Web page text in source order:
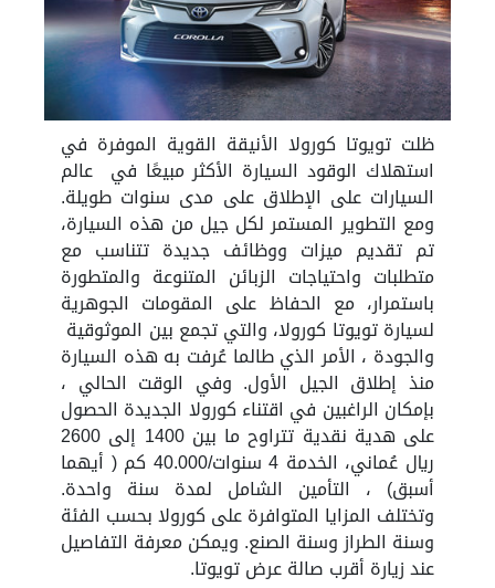
ظلت تويوتا كورولا الأنيقة القوية الموفرة في
استهلاك الوقود السيارة الأكثر مبيعًا في عالم
السيارات على الإطلاق على مدى سنوات طويلة.
ومع التطوير المستمر لكل جيل من هذه السيارة،
تم تقديم ميزات ووظائف جديدة تتناسب مع
متطلبات واحتياجات الزبائن المتنوعة والمتطورة
باستمرار، مع الحفاظ على المقومات الجوهرية
لسيارة تويوتا كورولا، والتي تجمع بين الموثوقية
والجودة ، الأمر الذي طالما عُرفت به هذه السيارة
منذ إطلاق الجيل الأول. وفي الوقت الحالي ،
بإمكان الراغبين في اقتناء كورولا الجديدة الحصول
على هدية نقدية تتراوح ما بين 1400 إلى 2600
ريال عُماني، الخدمة 4 سنوات/40.000 كم ( أيهما
أسبق) ، التأمين الشامل لمدة سنة واحدة.
وتختلف المزايا المتوافرة على كورولا بحسب الفئة
وسنة الطراز وسنة الصنع. ويمكن معرفة التفاصيل
عند زيارة أقرب صالة عرض تويوتا.